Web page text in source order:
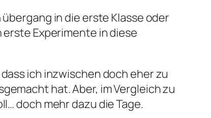
in die erste Klasse oder
Experimente in diese
ich inzwischen doch eher zu
hat. Aber, im Vergleich zu
doch mehr dazu die Tage.